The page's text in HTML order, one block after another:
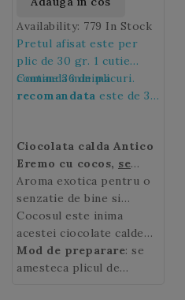
Availability: 779 In Stock
Pretul afisat este per
plic de 30 gr. 1 cutie
contine 36 de plicuri.
Comanda minima
recomandata este de 36
Ciocolata calda Antico
Eremo cu cocos, se
prepara la Espressor
Aroma exotica pentru o
senzatie de bine si
relaxare!
Cocosul este inima
acestei ciocolate calde
exotice, care te va duce
in tari indepartate inca
Mod de preparare: se
amesteca plicul de